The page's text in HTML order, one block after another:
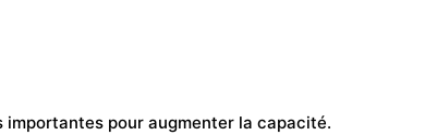
importantes pour augmenter la capacité.